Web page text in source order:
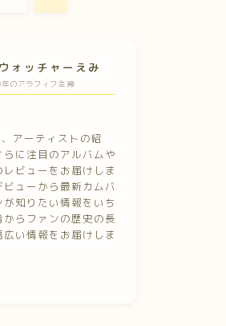
ォッチャーえみ
のアラフィフ主婦
アーティストの紹
に注目のアルバムや
ビューをお届けしま
ューから最新カムバ
知りたい情報をいち
らファンの歴史の長
い情報をお届けしま